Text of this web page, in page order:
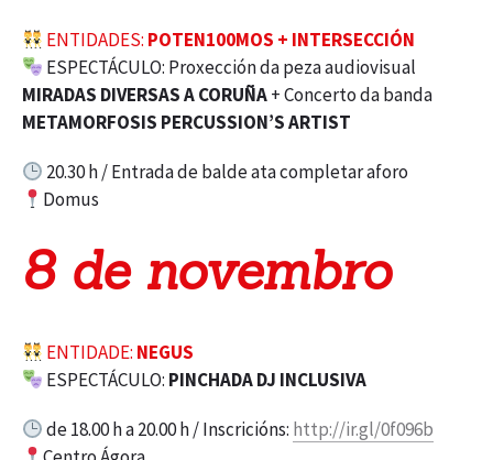
ENTIDADES: POTEN100MOS + INTERSECCIÓN
ESPECTÁCULO: Proxección da peza audiovisual
MIRADAS DIVERSAS A CORUÑA+ Concerto da banda
METAMORFOSIS PERCUSSION’S ARTIST
20.30 h / Entrada de balde ata completar aforo
Domus
8 de novembro
ENTIDADE: NEGUS
ESPECTÁCULO: PINCHADA DJ INCLUSIVA
de 18.00 h a 20.00 h / Inscricións: http://ir.gl/0f096b